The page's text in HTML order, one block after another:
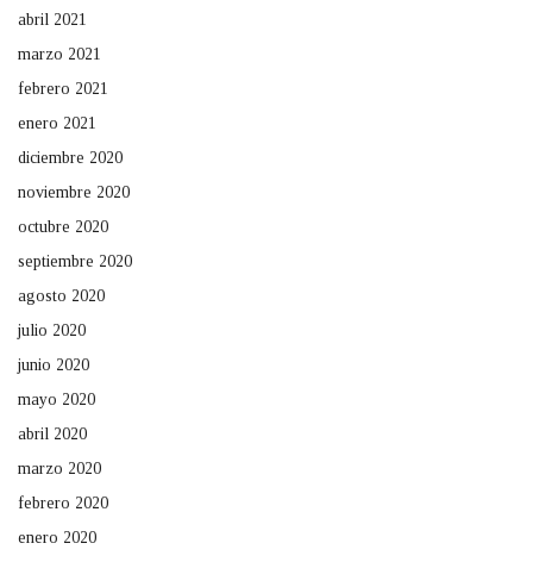
abril 2021
marzo 2021
febrero 2021
enero 2021
diciembre 2020
noviembre 2020
octubre 2020
septiembre 2020
agosto 2020
julio 2020
junio 2020
mayo 2020
abril 2020
marzo 2020
febrero 2020
enero 2020